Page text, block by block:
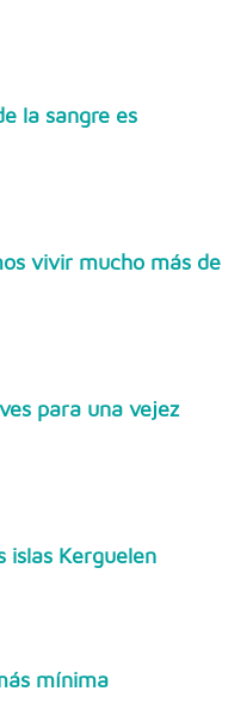
la sangre es
vivir mucho más de
para una vejez
islas Kerguelen
mínima